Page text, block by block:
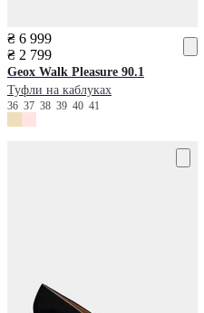
₴ 6 999
₴ 2 799
Geox Walk Pleasure 90.1
Туфли на каблуках
36 37 38 39 40 41